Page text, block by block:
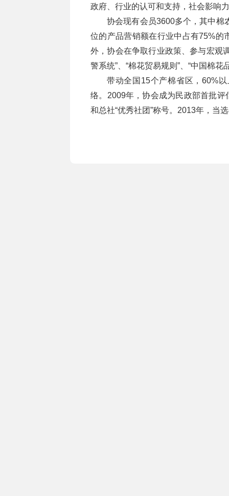
政府、行业的认可和支持，社会影响
协会现有会员3600多个，其中棉
位的产品营销额在行业中占有75%的
外，协会在争取行业政策、参与宏观
警系统”、“棉花贸易规则”、“中国棉
带动全国15个产棉省区，60%
络。2009年，协会成为民政部首批评
和总社“优秀社团”称号。2013年，当